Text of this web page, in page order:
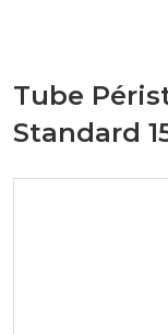
Tube
Standard